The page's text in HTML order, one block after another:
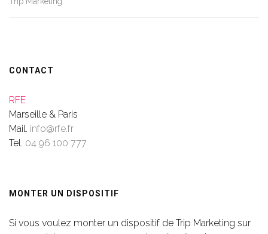
CONTACT
RFE
Marseille & Paris
Mail. info@rfe.fr
Tel. 04 96 100 777
MONTER UN DISPOSITIF
Si vous voulez monter un dispositif de Trip Marketing sur